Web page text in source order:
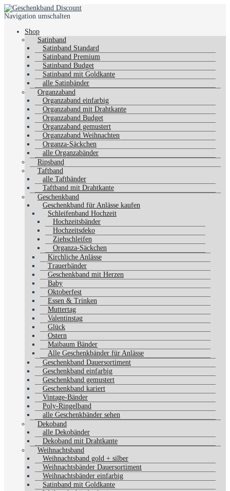
Navigation umschalten
Shop
Satinband
Satinband Standard
Satinband Premium
Satinband Budget
Satinband mit Goldkante
alle Satinbänder
Organzaband
Organzaband einfarbig
Organzaband mit Drahtkante
Organzaband Budget
Organzaband gemustert
Organzaband Weihnachten
Organza-Säckchen
alle Organzabänder
Ripsband
Taftband
alle Taftbänder
Taftband mit Drahtkante
Geschenkband
Geschenkband für Anlässe kaufen
Schleifenband Hochzeit
Hochzeitsbänder
Hochzeitsdeko
Ziehschleifen
Organza-Säckchen
Kirchliche Anlässe
Trauerbänder
Geschenkband mit Herzen
Baby
Oktoberfest
Essen & Trinken
Muttertag
Valentinstag
Glück
Ostern
Maibaum Bänder
Alle Geschenkbänder für Anlässe
Geschenkband Dauersortiment
Geschenkband einfarbig
Geschenkband gemustert
Geschenkband kariert
Vintage-Bänder
Poly-Ringelband
alle Geschenkbänder sehen
Dekoband
alle Dekobänder
Dekoband mit Drahtkante
Weihnachtsband
Weihnachtsband gold + silber
Weihnachtsbänder Dauersortiment
Weihnachtsbänder einfarbig
Satinband mit Goldkante